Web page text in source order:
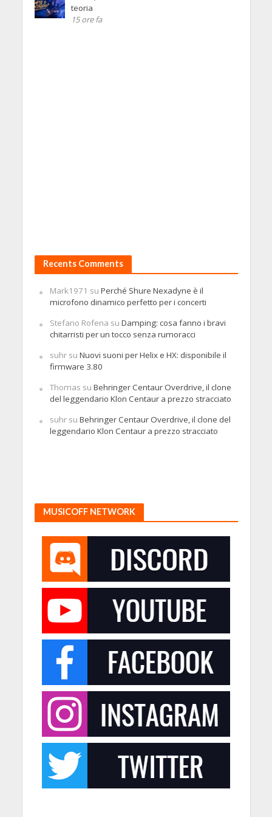
teoria
15 ore fa
Recents Comments
Mark1971 su Perché Shure Nexadyne è il
microfono dinamico perfetto per i concerti
Stefano Rofena su Damping: cosa fanno i bravi
chitarristi per un tocco senza rumoracci
suhrsu Nuovi suoni per Helix e HX: disponibile il
firmware 3.80
Thomas su Behringer Centaur Overdrive, il clone
del leggendario Klon Centaur a prezzo stracciato
suhrsu Behringer Centaur Overdrive, il clone del
leggendario Klon Centaur a prezzo stracciato
MUSICOFF NETWORK